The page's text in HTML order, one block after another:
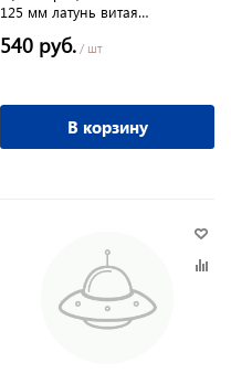
125 мм латунь витая
540 руб. / шт
В корзину